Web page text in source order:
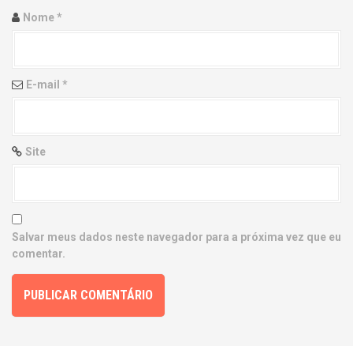
i
n
Nome*
E-mail *
Site
Salvar meus dados neste navegador para a próxima vez que eu
comentar.